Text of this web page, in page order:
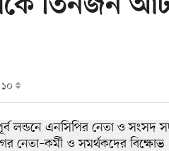
তিনজন